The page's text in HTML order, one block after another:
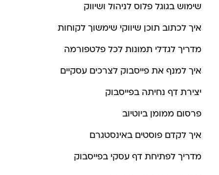
שימוש בגוגל פלוס לניהול ושיווק
איך לכתוב תוכן שיווקי שימשוך לקוחות
מדריך לגדלי תמונות לכל פלטפורמה
איך למנף את פייסבוק לצרכים עסקיים
יצירת דף נחיתה בפייסבוק
פרסום ממומן ביוטיוב
איך לקדם פוסטים באינסטגרם
מדריך לפתיחת דף עסקי בפייסבוק